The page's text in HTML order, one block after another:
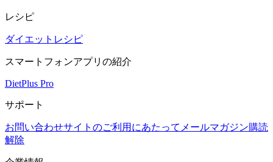
レシピ
ダイエットレシピ
スマートフォンアプリの紹介
DietPlus Pro
サポート
お問い合わせサイトのご利用にあたって メールマガジン購読
解除